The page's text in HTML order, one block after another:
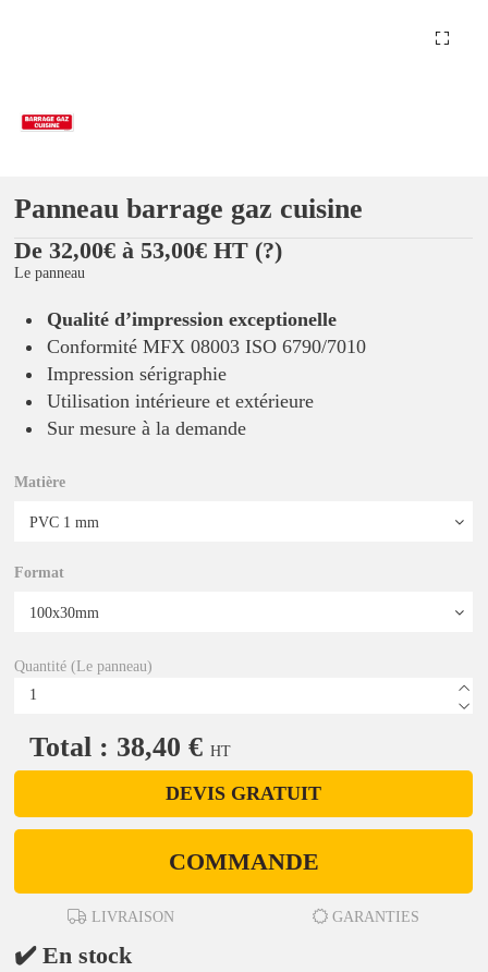
Panneau barrage gaz cuisine
De 32,00€ à 53,00€ HT (?)
Le panneau
Qualité d’impression exceptionelle
Conformité MFX 08003 ISO 6790/7010
Impression sérigraphie
Utilisation intérieure et extérieure
Sur mesure à la demande
Matière
Format
Quantité (Le panneau)
Total : 38,40 € HT
DEVIS GRATUIT
COMMANDE
LIVRAISON GARANTIES
✔️ En stock